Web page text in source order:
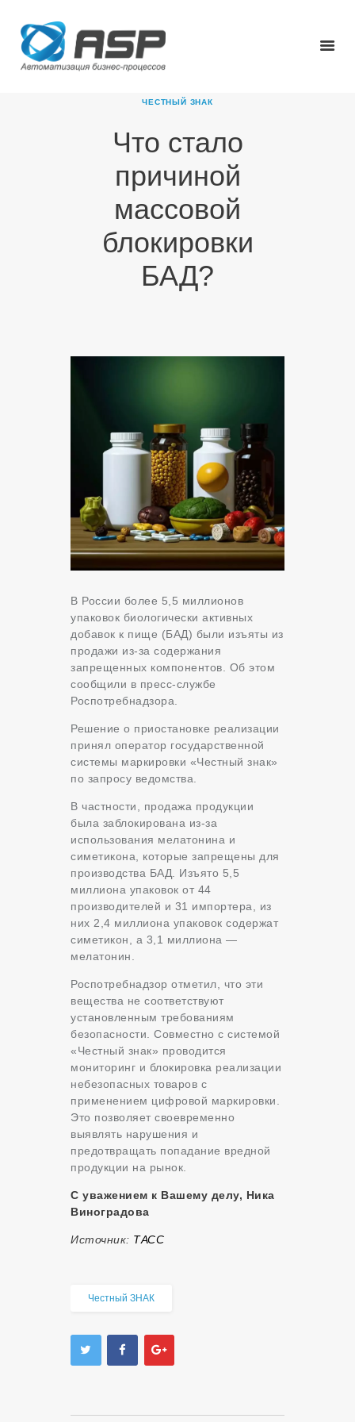
ЧЕСТНЫЙ ЗНАК
Что стало
причиной
массовой
блокировки
БАД?
ГЛАВНАЯ
О КОМПАНИИ
НОВОСТИ
КАРЬЕРА
ПАРТНЕРЫ
КОНТАКТЫ
В России более 5,5 миллионов
упаковок биологически активных
добавок к пище (БАД) были изъяты из
продажи из-за содержания
запрещенных компонентов. Об этом
сообщили в пресс-службе
Роспотребнадзора.
Решение о приостановке реализации
принял оператор государственной
системы маркировки «Честный знак»
по запросу ведомства.
В частности, продажа продукции
была заблокирована из-за
использования мелатонина и
симетикона, которые запрещены для
производства БАД. Изъято 5,5
миллиона упаковок от 44
производителей и 31 импортера, из
них 2,4 миллиона упаковок содержат
симетикон, а 3,1 миллиона —
мелатонин.
Роспотребнадзор отметил, что эти
вещества не соответствуют
установленным требованиям
безопасности. Совместно с системой
«Честный знак» проводится
мониторинг и блокировка реализации
небезопасных товаров с
применением цифровой маркировки.
Это позволяет своевременно
выявлять нарушения и
предотвращать попадание вредной
продукции на рынок.
С уважением к Вашему делу, Ника
Виноградова
Источник: ТАСС
Честный ЗНАК